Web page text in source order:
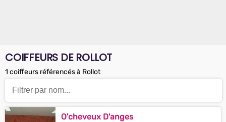
COIFFEURS DE ROLLOT
1 coiffeurs référencés à Rollot
O'cheveux D'anges